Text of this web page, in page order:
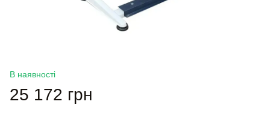
В наявності
25 172 грн